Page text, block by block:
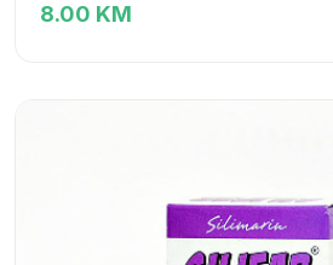
8.00 KM